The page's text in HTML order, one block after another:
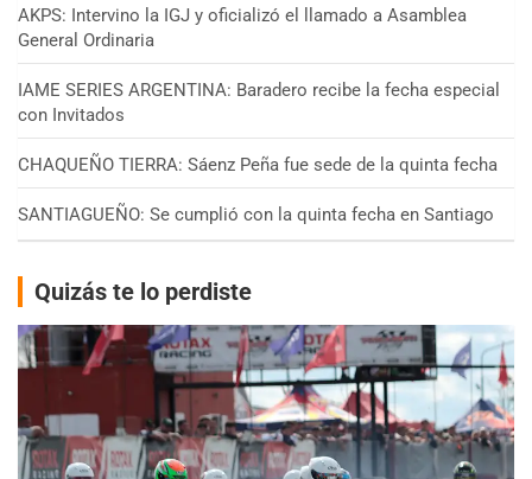
AKPS: Intervino la IGJ y oficializó el llamado a Asamblea
General Ordinaria
IAME SERIES ARGENTINA: Baradero recibe la fecha especial
con Invitados
CHAQUEÑO TIERRA: Sáenz Peña fue sede de la quinta fecha
SANTIAGUEÑO: Se cumplió con la quinta fecha en Santiago
Quizás te lo perdiste